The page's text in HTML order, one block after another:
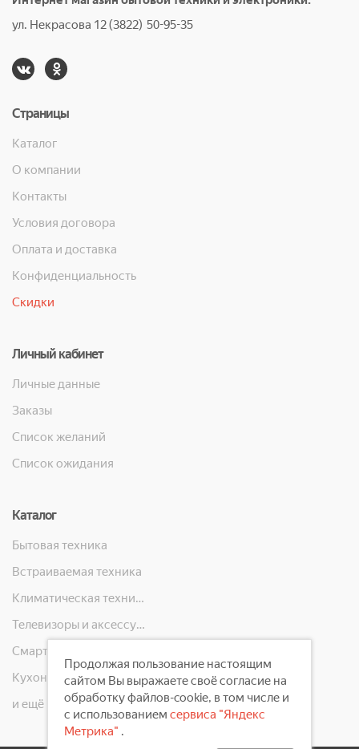
ул. Некрасова 12 (3822) 50-95-35
Страницы
Каталог
О компании
Контакты
Условия договора
Оплата и доставка
Конфиденциальность
Скидки
Личный кабинет
Личные данные
Заказы
Список желаний
Список ожидания
Каталог
Бытовая техника
Встраиваемая техника
Климатическая техника
Телевизоры и аксессуары
Кухонная техника
и ещё 10 категорий
Продолжая пользование настоящим
сайтом Вы выражаете своё согласие на
обработку файлов-cookie, в том числе и
с использованием сервиса "Яндекс
Метрика" .